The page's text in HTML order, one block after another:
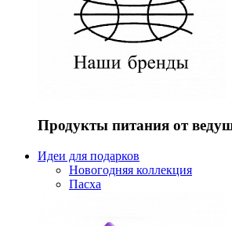
Продукты питания от
Идеи для подарков
Новогодняя коллекция
Пасха